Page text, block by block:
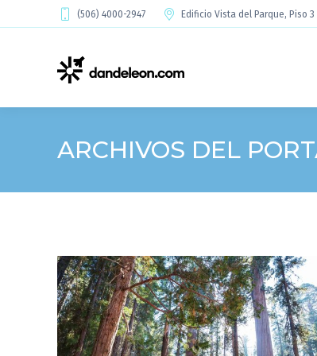
(506) 4000-2947 Edificio Vista del Parque, Piso
ARCHIVOS DEL